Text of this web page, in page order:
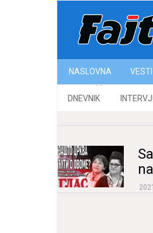
NASLOVNA VESTI
DNEVNIK
Glas Života